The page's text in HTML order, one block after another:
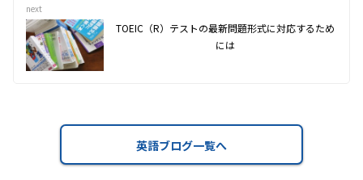
next
TOEIC（R）テストの最新問題形式に対応するため
には
英語ブログ一覧へ